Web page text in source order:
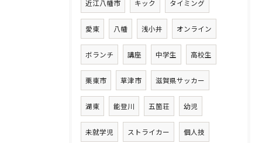
近江八幡市 キック タイミング
愛東 八幡 浅小井 オンライン
ボランチ 講座 中学生 高校生
栗東市 草津市 滋賀県サッカー
湖東 能登川 五箇荘 幼児
未就学児 ストライカー 個人技